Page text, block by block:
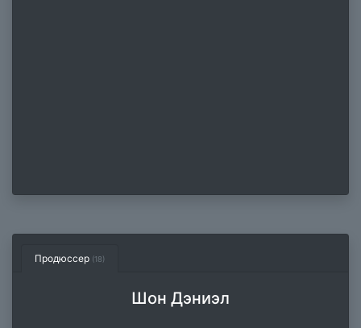
Продюссер (18)
Шон Дэниэл